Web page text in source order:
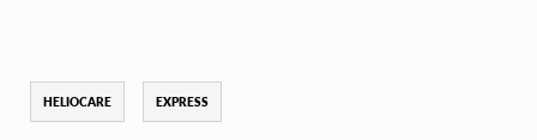
HELIOCARE EXPRESS